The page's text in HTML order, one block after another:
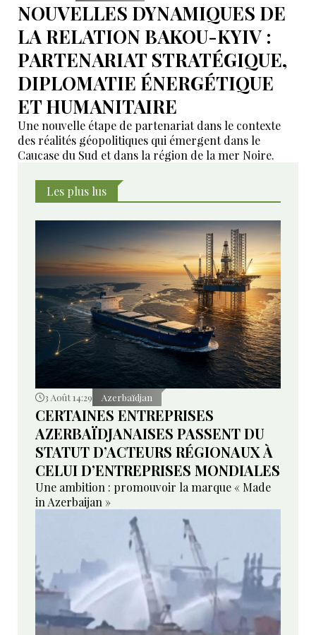
NOUVELLES DYNAMIQUES DE
LA RELATION BAKOU-KYIV :
PARTENARIAT STRATÉGIQUE,
DIPLOMATIE ÉNERGÉTIQUE
ET HUMANITAIRE
Une nouvelle étape de partenariat dans le contexte
des réalités géopolitiques qui émergent dans le
Caucase du Sud et dans la région de la mer Noire.
Les plus lus
3 Août 14:29 Azerbaïdjan
CERTAINES ENTREPRISES
AZERBAÏDJANAISES PASSENT DU
STATUT D’ACTEURS RÉGIONAUX À
CELUI D’ENTREPRISES MONDIALES
Une ambition : promouvoir la marque « Made
in Azerbaijan »